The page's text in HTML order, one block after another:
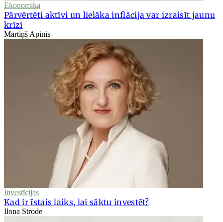
Ekonomika
Pārvērtēti aktīvi un lielāka inflācija var izraisīt jaunu
krīzi
Mārtiņš Apinis
Investīcijas
Kad ir īstais laiks, lai sāktu investēt?
Ilona Strode